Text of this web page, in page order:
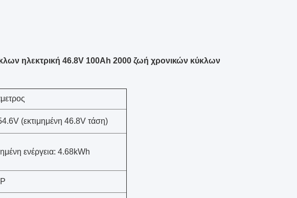
ηλεκτρική 46.8V 100Ah 2000 ζωή χρονικών κύκλων
(εκτιμημένη 46.8V τάση)
ενέργεια: 4.68kWh